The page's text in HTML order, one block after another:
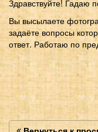
Здравствуйте! Гадаю
Вы высылаете
задаёте вопросы
ответ. Работаю по